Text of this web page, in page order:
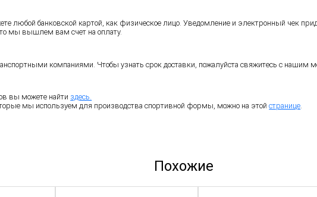
любой банковской картой, как физическое лицо. Уведомление и электронный чек
мы вышлем вам счет на оплату.
компаниями. Чтобы узнать срок доставки, пожалуйста свяжитесь с нашим
вы можете найти здесь.
мы используем для производства спортивной формы, можно на этойстранице.
Похожие